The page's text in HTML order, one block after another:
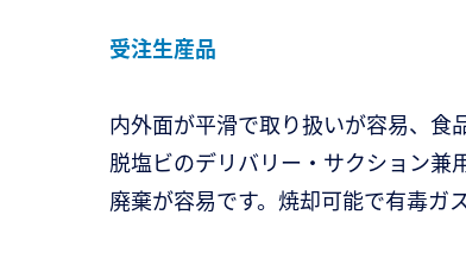
受注生産品
内外面が平滑で取り扱いが容易、食
脱塩ビのデリバリー・サクション兼
廃棄が容易です。焼却可能で有毒ガ